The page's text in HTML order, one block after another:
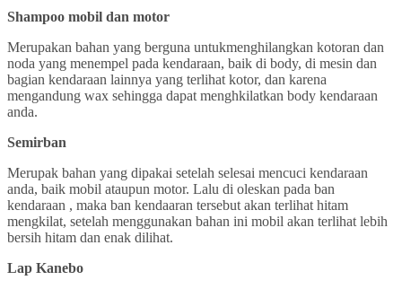
Shampoo mobil dan motor
Merupakan bahan yang berguna untukmenghilangkan kotoran dan
noda yang menempel pada kendaraan, baik di body, di mesin dan
bagian kendaraan lainnya yang terlihat kotor, dan karena
mengandung wax sehingga dapat menghkilatkan body kendaraan
anda.
Semirban
Merupak bahan yang dipakai setelah selesai mencuci kendaraan
anda, baik mobil ataupun motor. Lalu di oleskan pada ban
kendaraan , maka ban kendaaran tersebut akan terlihat hitam
mengkilat, setelah menggunakan bahan ini mobil akan terlihat lebih
bersih hitam dan enak dilihat.
Lap Kanebo